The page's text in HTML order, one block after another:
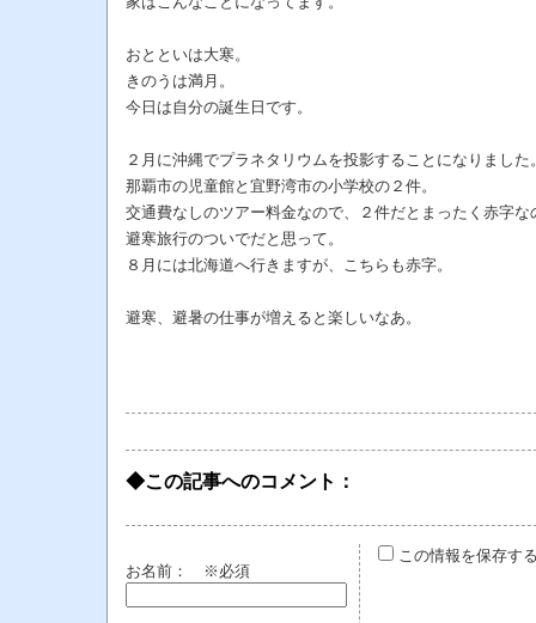
おとといは大寒。
きのうは満月。
今日は自分の誕生日です。
２月に沖縄でプラネタリウムを投影することになりました
那覇市の児童館と宜野湾市の小学校の２件。
交通費なしのツアー料金なので、２件だとまったく赤字な
避寒旅行のついでだと思って。
８月には北海道へ行きますが、こちらも赤字。
避寒、避暑の仕事が増えると楽しいなあ。
◆この記事へのコメント：
お名前： ※必須
この情報を保存す